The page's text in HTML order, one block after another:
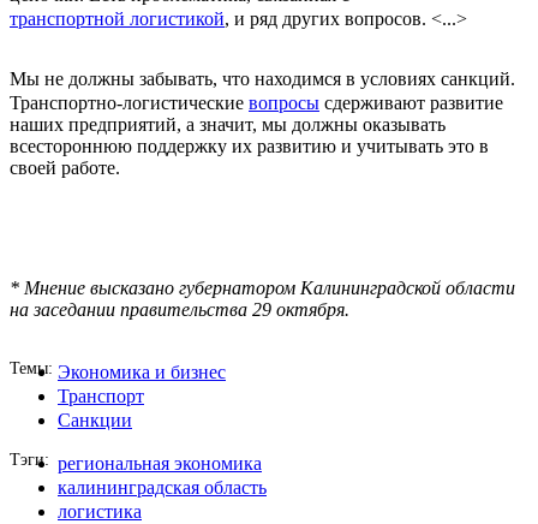
транспортной логистикой, и ряд других вопросов. <...>
Мы не должны забывать, что находимся в условиях санкций.
Транспортно-логистические вопросы сдерживают развитие
наших предприятий, а значит, мы должны оказывать
всестороннюю поддержку их развитию и учитывать это в
своей работе.
* Мнение высказано губернатором Калининградской области
на заседании правительства 29 октября.
Темы Экономика и бизнес
Транспорт
Санкции
Тэги
региональная экономика
калининградская область
логистика